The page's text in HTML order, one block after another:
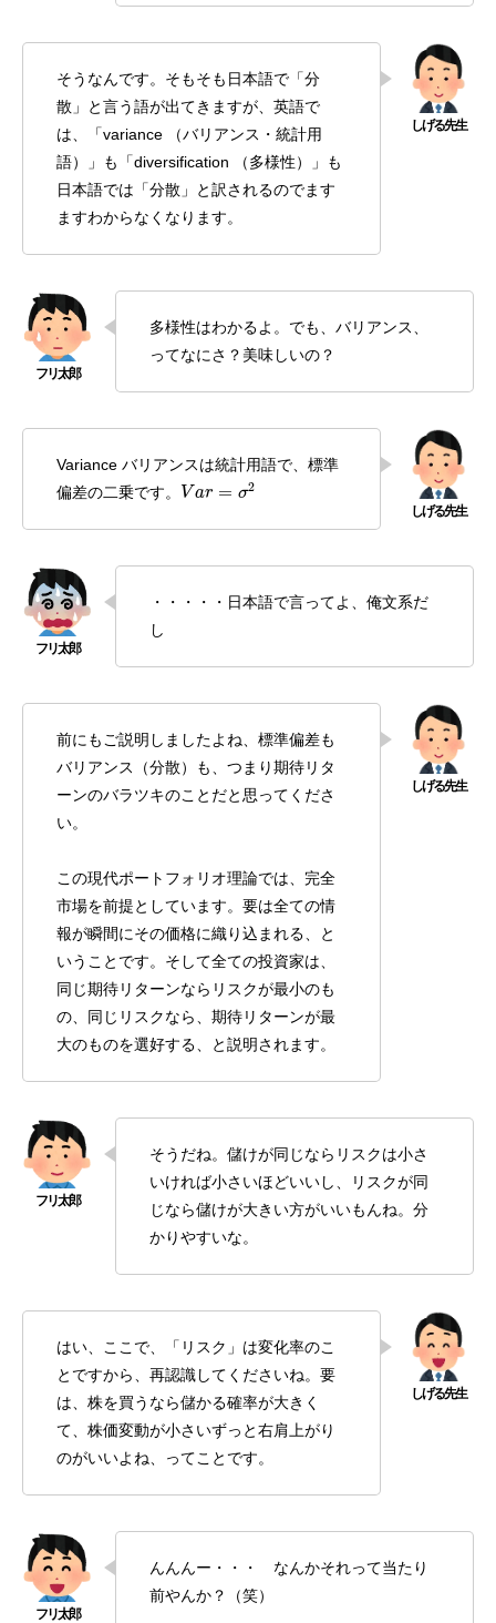
そうなんです。そもそも日本語で「分
散」と言う語が出てきますが、英語で
は、「variance （バリアンス・統計用
語）」も「diversification （多様性）」も
日本語では「分散」と訳されるのでます
ますわからなくなります。
多様性はわかるよ。でも、バリアンス、
ってなにさ？美味しいの？
Variance バリアンスは統計用語で、標準
偏差の二乗です。 Va
・・・・・日本語で言ってよ、俺文系だ
し
前にもご説明しましたよね、標準偏差も
バリアンス（分散）も、つまり期待リタ
ーンのバラツキのことだと思ってくださ
い。
この現代ポートフォリオ理論では、完全
市場を前提としています。要は全ての情
報が瞬間にその価格に織り込まれる、と
いうことです。そして全ての投資家は、
同じ期待リターンならリスクが最小のも
の、同じリスクなら、期待リターンが最
大のものを選好する、と説明されます。
そうだね。儲けが同じならリスクは小さ
いければ小さいほどいいし、リスクが同
じなら儲けが大きい方がいいもんね。分
かりやすいな。
はい、ここで、「リスク」は変化率のこ
とですから、再認識してくださいね。要
は、株を買うなら儲かる確率が大きく
て、株価変動が小さいずっと右肩上がり
のがいいよね、ってことです。
んんんー・・・ なんかそれって当たり
前やんか？（笑）